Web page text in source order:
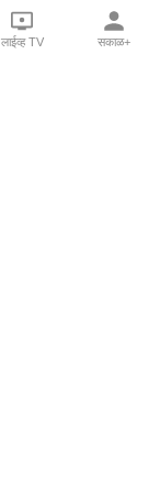
लाईव्ह TV सकाळ+